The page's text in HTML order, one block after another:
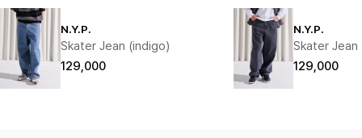
N.Y.P.
Skater Jean (indigo)
129,000
N.Y.P.
Skater Jean
129,000